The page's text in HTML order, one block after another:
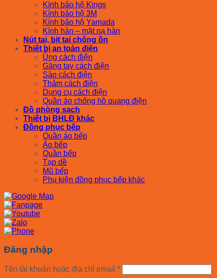
Kính bảo hộ Kings
Kính bảo hộ 3M
Kính bảo hộ Yamada
Kính hàn – mặt nạ hàn
Nút tai, bịt tai chống ồn
Thiết bị an toàn điện
Ủng cách điện
Găng tay cách điện
Sào cách điện
Thảm cách điện
Dụng cụ cách điện
Quần áo chống hồ quang điện
Đồ phòng sạch
Thiết bị BHLĐ khác
Đồng phục bếp
Quần áo bếp
Áo bếp
Quần bếp
Tạp dề
Mũ bếp
Phụ kiện đồng phục bếp khác
Đăng nhập
Tên tài khoản hoặc địa chỉ email *